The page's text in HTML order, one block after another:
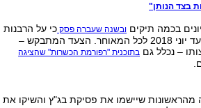
בצד הנותן"
בכמה תיקים ובשנה שעברה פסק כי על הרבנות
להביא לניתוק יחסי משגיח-מושגח עד יוני 2018 לכל המאוחר. הצעד המתבקש –
– נכלל גם בתוכנית "רפורמת הכשרות" שהציגה
שיישמו את פסיקת בג"ץ והשיקו את